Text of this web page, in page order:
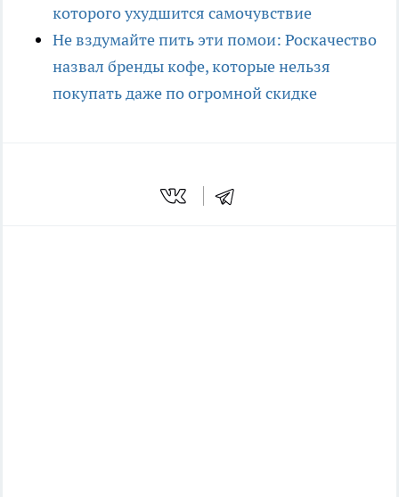
которого ухудшится самочувствие
Не вздумайте пить эти помои: Роскачество
назвал бренды кофе, которые нельзя
покупать даже по огромной скидке